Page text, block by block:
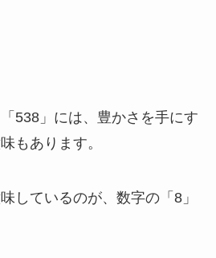
538」には、豊かさを手にす
もあります。
しているのが、数字の「8」